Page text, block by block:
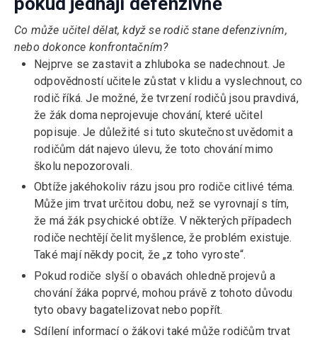
Co může učitel dělat, když se rodič stane defenzivním,
nebo dokonce konfrontačním?
Nejprve se zastavit a zhluboka se nadechnout. Je
odpovědností učitele zůstat v klidu a vyslechnout, co
rodič říká. Je možné, že tvrzení rodičů jsou pravdivá,
že žák doma neprojevuje chování, které učitel
popisuje. Je důležité si tuto skutečnost uvědomit a
rodičům dát najevo úlevu, že toto chování mimo
školu nepozorovali.
Obtíže jakéhokoliv rázu jsou pro rodiče citlivé téma.
Může jim trvat určitou dobu, než se vyrovnají s tím,
že má žák psychické obtíže. V některých případech
rodiče nechtějí čelit myšlence, že problém existuje.
Také mají někdy pocit, že „z toho vyroste“.
Pokud rodiče slyší o obavách ohledně projevů a
chování žáka poprvé, mohou právě z tohoto důvodu
tyto obavy bagatelizovat nebo popřít.
Sdílení informací o žákovi také může rodičům trvat